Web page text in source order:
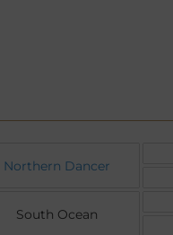
Northern Dancer
South Ocean